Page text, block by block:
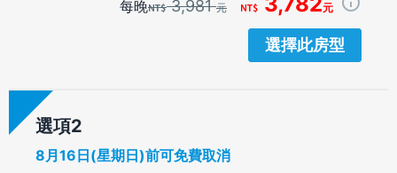
每晚 3,981元 元
選擇此房型
選項
8月16日(星期日)前可免費取消